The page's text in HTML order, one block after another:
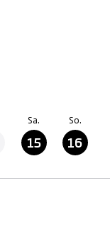
Sa.
15
So.
16